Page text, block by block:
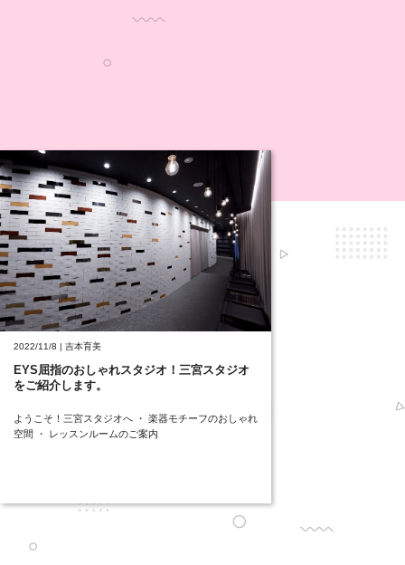
2022/11/8 | 吉本育美
EYS屈指のおしゃれスタジオ！三宮スタジオ
をご紹介します。
ようこそ！三宮スタジオへ ・ 楽器モチーフのおしゃれ
空間 ・ レッスンルームのご案内